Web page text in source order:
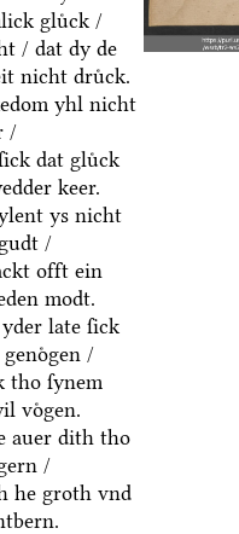
gluͤck /
/ dat dy de
nicht druͤck.
yhl nicht
/
dat gluͤck
keer.
ys nicht
/
offt ein
modt.
late ſick
/
tho ſynem
voͤgen.
auer dith tho
/
he groth vnd